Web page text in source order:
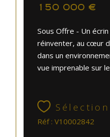
150 000 €
Sous Offre - Un
réinventer, au cœur
dans un
vue imprenable sur
Réf : V10002842